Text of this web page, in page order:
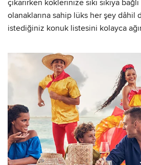
çıkarırken köklerinize sıkı sıkıya
olanaklarına sahip lüks her şey dâhil
istediğiniz konuk listesini kolayca